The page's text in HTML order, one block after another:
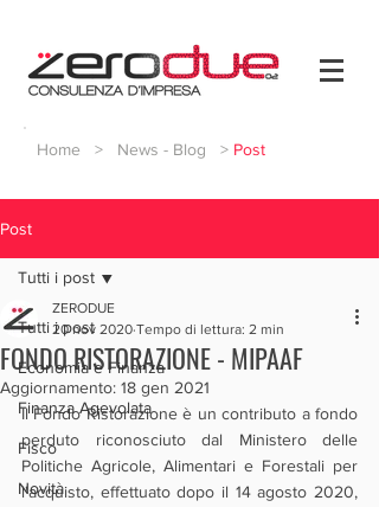
Home > News - Blog > Post
Post
Tutti i post
Economia e Finanza
Finanza Agevolata
Fisco
Novità
Tutti i post
FONDO RISTORAZIONE - MIPAAF
ZERODUE
20 nov 2020 Tempo di lettura: 2 min
Aggiornamento: 18 gen 2021
Il Fondo Ristorazione è un contributo a fondo
perduto riconosciuto dal Ministero delle
Politiche Agricole, Alimentari e Forestali per
l'acquisto, effettuato dopo il 14 agosto 2020,